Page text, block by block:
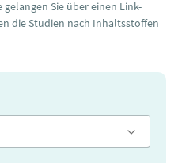
Sie über einen Link-
die Studien nach Inhaltsstoffen